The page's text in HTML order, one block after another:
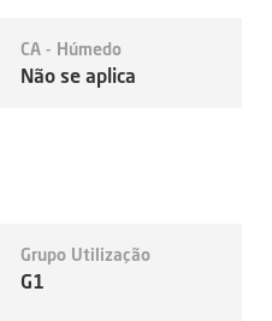
CA - Húmedo
Não se aplica
Grupo Utilização
G1